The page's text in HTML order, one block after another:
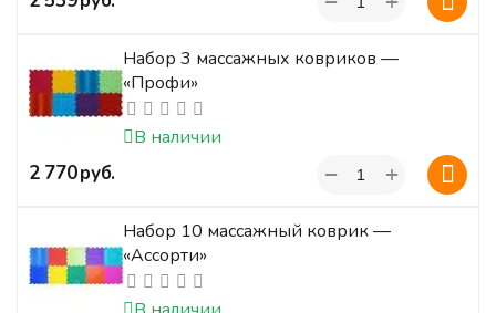
Набор 3 массажных ковриков —
«Профи»
В наличии
‍2 770‍руб. +
−
Набор 10 массажный коврик —
«Ассорти»